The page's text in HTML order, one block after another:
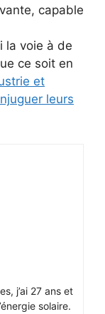
capable
la voie à de
ce soit en
et
leurs
j’ai 27 ans et
solaire.